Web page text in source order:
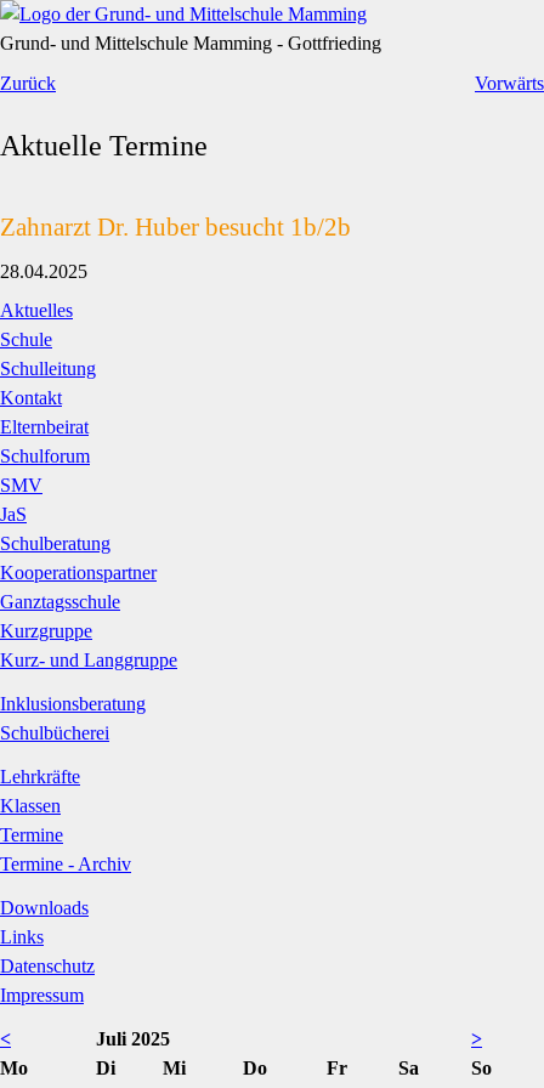
Grund- und Mittelschule Mamming - Gottfrieding
Zurück
Vorwärts
Aktuelle Termine
Zahnarzt Dr. Huber besucht 1b/2b
28.04.2025
Navigation
überspringen
Aktuelles
Schule
Schulleitung
Kontakt
Elternbeirat
Schulforum
SMV
JaS
Schulberatung
Kooperationspartner
Ganztagsschule
Kurzgruppe
Kurz- und Langgruppe
Inklusionsberatung
Schulbücherei
Lehrkräfte
Klassen
Termine
Termine - Archiv
Downloads
Links
Datenschutz
Impressum
< Juli 2025
>
Montag DienstagMittwoch DonnerstagFreitag Sa Sonntag